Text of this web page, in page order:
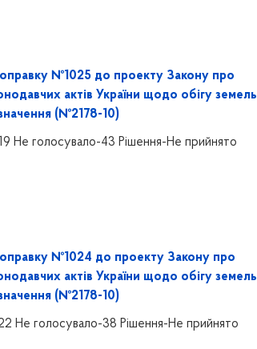
№1025 до проекту Закону про
актів України щодо обігу земель
(№2178-10)
Не голосувало-43 Рішення-Не прийнято
№1024 до проекту Закону про
актів України щодо обігу земель
(№2178-10)
Не голосувало-38 Рішення-Не прийнято